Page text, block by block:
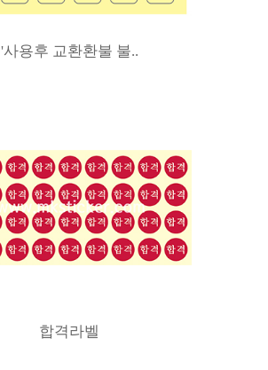
'사용후 교환환불 불..
합격라벨